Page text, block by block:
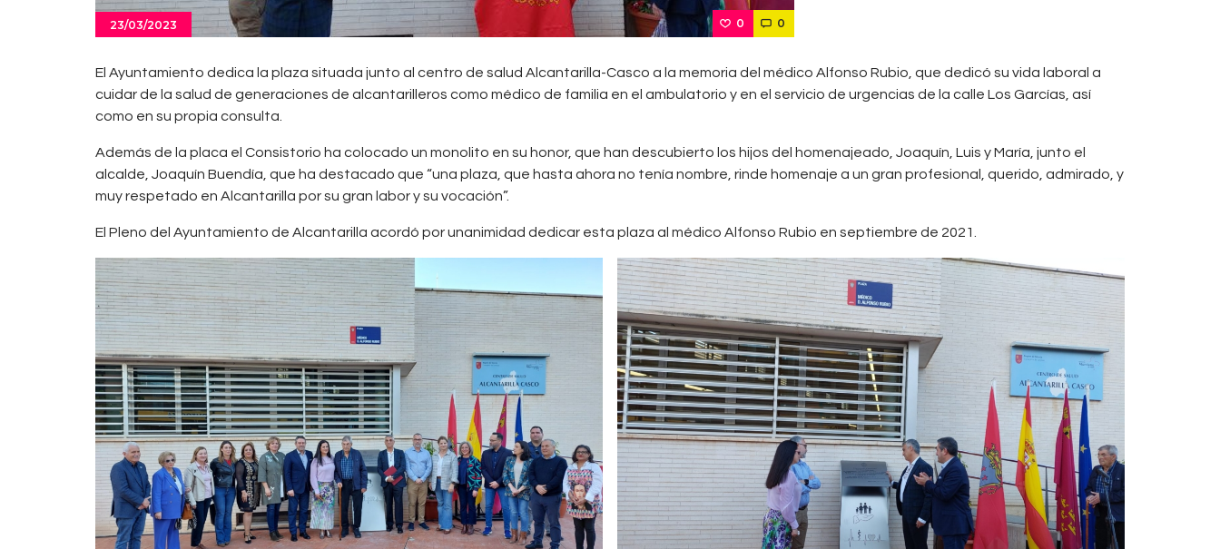
23/03/2023 0 0
El Ayuntamiento dedica la plaza situada junto al centro de salud Alcantarilla-Casco a la memoria del médico Alfonso Rubio, que dedicó su vida laboral a
cuidar de la salud de generaciones de alcantarilleros como médico de familia en el ambulatorio y en el servicio de urgencias de la calle Los Garcías, así
como en su propia consulta.
Además de la placa el Consistorio ha colocado un monolito en su honor, que han descubierto los hijos del homenajeado, Joaquín, Luis y María, junto el
alcalde, Joaquín Buendía, que ha destacado que “una plaza, que hasta ahora no tenía nombre, rinde homenaje a un gran profesional, querido, admirado, y
muy respetado en Alcantarilla por su gran labor y su vocación”.
El Pleno del Ayuntamiento de Alcantarilla acordó por unanimidad dedicar esta plaza al médico Alfonso Rubio en septiembre de 2021.